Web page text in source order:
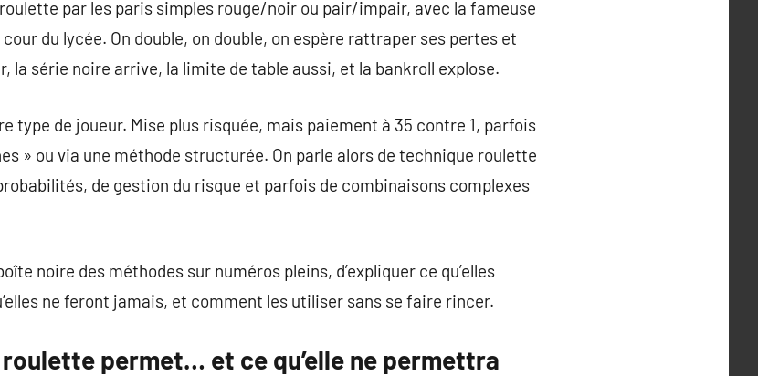
par les paris simples rouge/noir ou pair/impair, avec la fameuse
du lycée. On double, on double, on espère rattraper ses pertes et
la série noire arrive, la limite de table aussi, et la bankroll explose.
type de joueur. Mise plus risquée, mais paiement à 35 contre 1, parfois
» ou via une méthode structurée. On parle alors de technique roulette
de gestion du risque et parfois de combinaisons complexes
noire des méthodes sur numéros pleins, d’expliquer ce qu’elles
ne feront jamais, et comment les utiliser sans se faire rincer.
permet… et ce qu’elle ne permettra